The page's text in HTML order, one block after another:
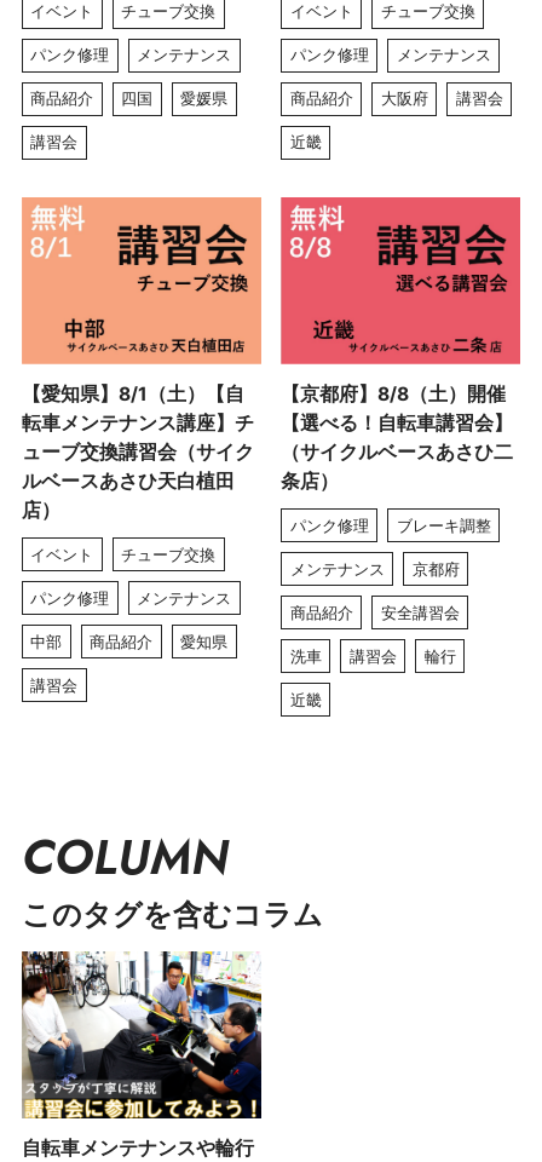
イベント チューブ交換
パンク修理 メンテナンス
商品紹介 四国 愛媛県
講習会
イベント チューブ交換
パンク修理 メンテナンス
商品紹介 大阪府 講習会
近畿
【愛知県】8/1（土）【自
転車メンテナンス講座】チ
ューブ交換講習会（サイク
ルベースあさひ天白植田
店）
イベント チューブ交換
パンク修理 メンテナンス
中部 商品紹介 愛知県
講習会
【京都府】8/8（土）開催
【選べる！自転車講習会】
（サイクルベースあさひ二
条店）
パンク修理 ブレーキ調整
メンテナンス 京都府
商品紹介 安全講習会
洗車 講習会 輪行
近畿
COLUMN
このタグを含むコラム
自転車メンテナンスや輪行